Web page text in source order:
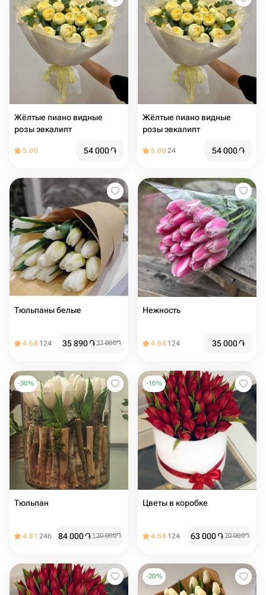
Жёлтые пиано видные
розы эвкалипт
5.00 54 000֏
Жёлтые пиано видные
розы эвкалипт
5.0024 54 000֏
Тюльпаны белые
4.68 124 35 890֏37 000֏
Нежность
4.68 124 35 000֏
-30%
Тюльпан
4.81 246 84 000֏ 120 000֏
-10%
Цветы в коробке
4.68 124 63 000֏70 000֏
-20%